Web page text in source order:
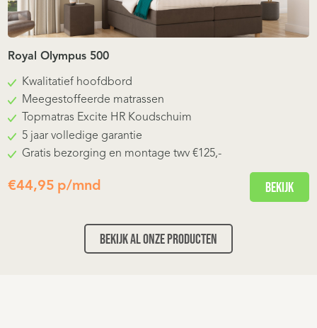
Royal Olympus 500
Kwalitatief hoofdbord
Meegestoffeerde matrassen
Topmatras Excite HR Koudschuim
5 jaar volledige garantie
Gratis bezorging en montage twv €125,-
€44,95 p/mnd Bekijk
Bekijk al onze producten